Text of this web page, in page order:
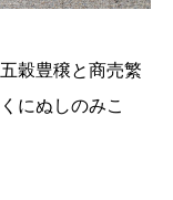
穀豊穣と商売繁
にぬしのみこ